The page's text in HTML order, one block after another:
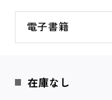
電子書籍
在庫なし